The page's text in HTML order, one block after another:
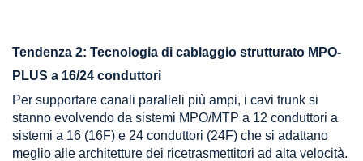
Tendenza 2: Tecnologia di cablaggio strutturato MPO-
PLUS a 16/24 conduttori
Per supportare canali paralleli più ampi, i cavi trunk si
stanno evolvendo da sistemi MPO/MTP a 12 conduttori a
sistemi a 16 (16F) e 24 conduttori (24F) che si adattano
meglio alle architetture dei ricetrasmettitori ad alta velocità.